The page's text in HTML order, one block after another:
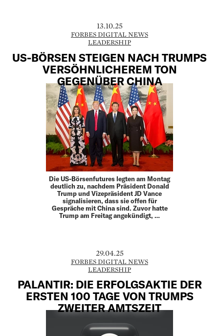
13.10.25
FORBES DIGITAL NEWS
LEADERSHIP
US-BÖRSEN STEIGEN NACH TRUMPS
VERSÖHNLICHEREM TON
GEGENÜBER CHINA
Die US-Börsenfutures legten am Montag
deutlich zu, nachdem Präsident Donald
Trump und Vizepräsident JD Vance
signalisieren, dass sie offen für
Gespräche mit China sind. Zuvor hatte
Trump am Freitag angekündigt, …
29.04.25
FORBES DIGITAL NEWS
LEADERSHIP
PALANTIR: DIE ERFOLGSAKTIE DER
ERSTEN 100 TAGE VON TRUMPS
ZWEITER AMTSZEIT